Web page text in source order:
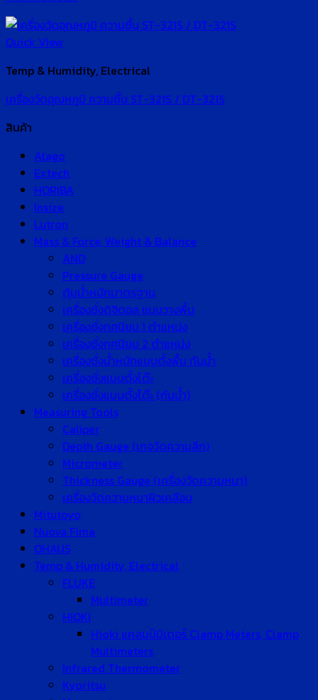
Quick View
Temp & Humidity, Electrical
เครื่องวัดอุณหภูมิ ความชื้น ST-321S / DT-321S
สินค้า
Atago
Extech
HORIBA
Insize
Lutron
Mass & Force, Weight & Balance
AND
Pressure Gauge
ตุ้มน้ำหนักมาตรฐาน
เครื่องชั่งดิจิตอล แบบวางพื้น
เครื่องชั่งทศนิยม 1 ตำแหน่ง
เครื่องชั่งทศนิยม 2 ตำแหน่ง
เครื่องชั่งน้ำหนักแบบตั้งพื้น กันน้ำ
เครื่องชั่งแบบตั้งโต๊ะ
เครื่องชั่งแบบตั้งโต๊ะ (กันน้ำ)
Measuring Tools
Caliper
Depth Gauge (เกจวัดความลึก)
Micrometer
Thickness Gauge (เครื่องวัดความหนา)
เครื่องวัดความหนาผิวเคลือบ
Mitutoyo
Nuova Fima
OHAUS
Temp & Humidity, Electrical
FLUKE
Multimeter
HIOKI
Hioki แคลมป์มิเตอร์ Clamp Meters, Clamp
Multimeters
Infrared Thermometer
Kyoritsu